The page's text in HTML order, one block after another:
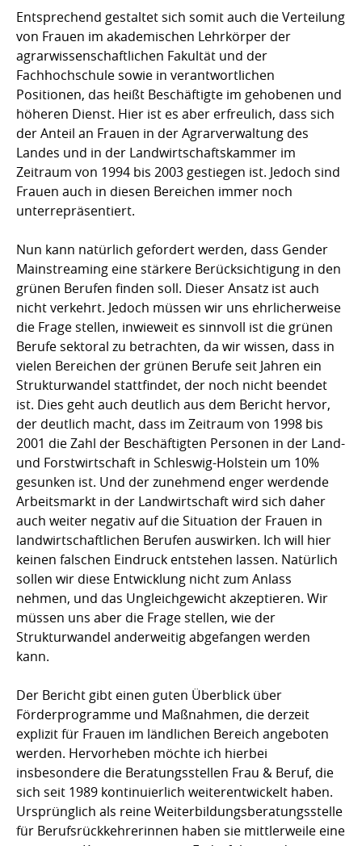
Entsprechend gestaltet sich somit auch die Verteilung
von Frauen im akademischen Lehrkörper der
agrarwissenschaftlichen Fakultät und der
Fachhochschule sowie in verantwortlichen
Positionen, das heißt Beschäftigte im gehobenen und
höheren Dienst. Hier ist es aber erfreulich, dass sich
der Anteil an Frauen in der Agrarverwaltung des
Landes und in der Landwirtschaftskammer im
Zeitraum von 1994 bis 2003 gestiegen ist. Jedoch sind
Frauen auch in diesen Bereichen immer noch
unterrepräsentiert.
Nun kann natürlich gefordert werden, dass Gender
Mainstreaming eine stärkere Berücksichtigung in den
grünen Berufen finden soll. Dieser Ansatz ist auch
nicht verkehrt. Jedoch müssen wir uns ehrlicherweise
die Frage stellen, inwieweit es sinnvoll ist die grünen
Berufe sektoral zu betrachten, da wir wissen, dass in
vielen Bereichen der grünen Berufe seit Jahren ein
Strukturwandel stattfindet, der noch nicht beendet
ist. Dies geht auch deutlich aus dem Bericht hervor,
der deutlich macht, dass im Zeitraum von 1998 bis
2001 die Zahl der Beschäftigten Personen in der Land-
und Forstwirtschaft in Schleswig-Holstein um 10%
gesunken ist. Und der zunehmend enger werdende
Arbeitsmarkt in der Landwirtschaft wird sich daher
auch weiter negativ auf die Situation der Frauen in
landwirtschaftlichen Berufen auswirken. Ich will hier
keinen falschen Eindruck entstehen lassen. Natürlich
sollen wir diese Entwicklung nicht zum Anlass
nehmen, und das Ungleichgewicht akzeptieren. Wir
müssen uns aber die Frage stellen, wie der
Strukturwandel anderweitig abgefangen werden
kann.
Der Bericht gibt einen guten Überblick über
Förderprogramme und Maßnahmen, die derzeit
explizit für Frauen im ländlichen Bereich angeboten
werden. Hervorheben möchte ich hierbei
insbesondere die Beratungsstellen Frau & Beruf, die
sich seit 1989 kontinuierlich weiterentwickelt haben.
Ursprünglich als reine Weiterbildungsberatungsstelle
für Berufsrückkehrerinnen haben sie mittlerweile eine